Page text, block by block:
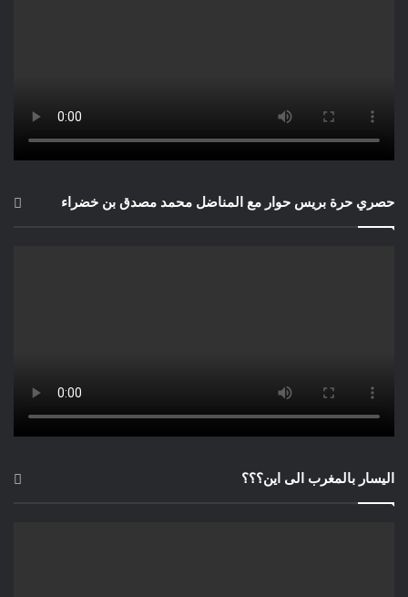
حصري حرة بريس حوار مع المناضل محمد مصدق بن خضراء
اليسار بالمغرب الى اين؟؟؟